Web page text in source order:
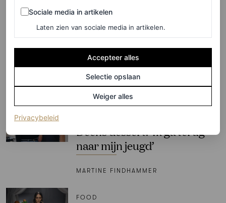
Een kiwi is altijd gezond,
maar je kan ‘m het best op dít
moment eten
VERONICA CRISTINO
Claes Iversen en Loiza
Deens dessert: ‘Ik ga terug
naar mijn jeugd’
MARTINE FINDHAMMER
FOOD
Sociale media in artikelen
Sociale media in artikelen
Laten zien van sociale media in artikelen.
Accepteer alles
Selectie opslaan
Weiger alles
Privacybeleid